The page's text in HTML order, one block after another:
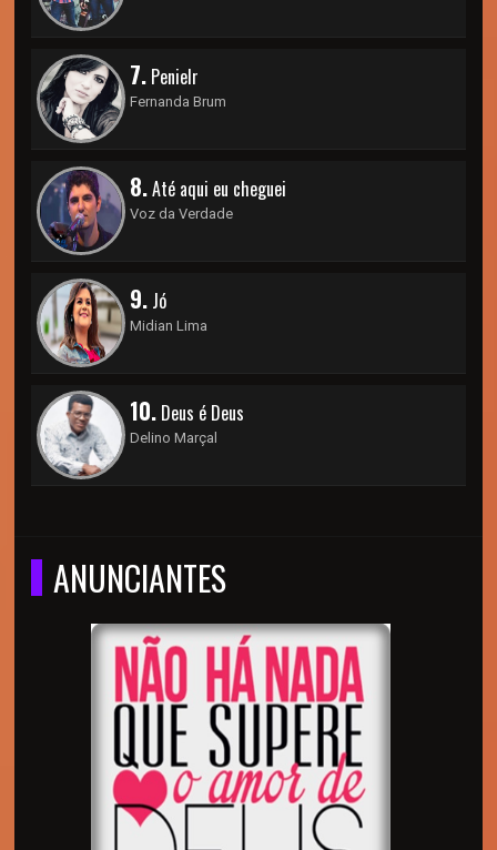
7. Penielr
Fernanda Brum
8.Até aqui eu cheguei
Voz da Verdade
9. Jó
Midian Lima
10. Deus é Deus
Delino Marçal
ANUNCIANTES